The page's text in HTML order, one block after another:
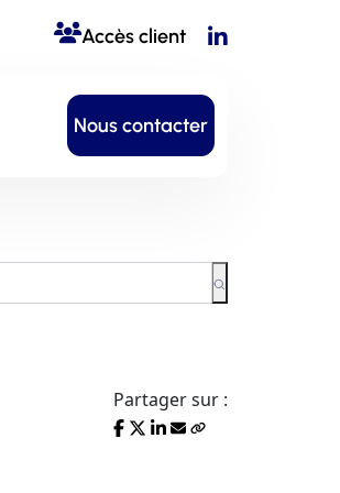
Accès client
Nous contacter
Partager sur :